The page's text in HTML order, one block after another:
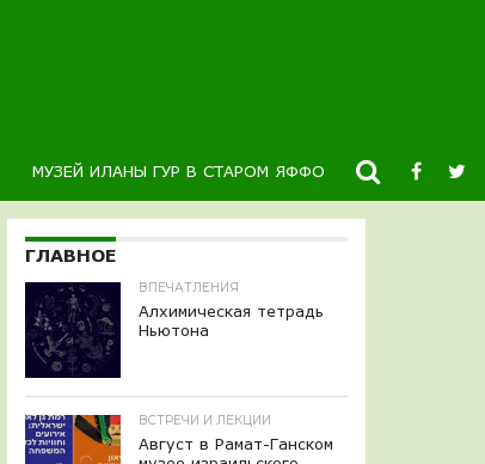
МУЗЕЙ ИЛАНЫ ГУР В СТАРОМ ЯФФО НОВОСТИ
ГЛАВНОЕ
ВПЕЧАТЛЕНИЯ
Алхимическая тетрадь
Ньютона
ВСТРЕЧИ И ЛЕКЦИИ
Август в Рамат-Ганском